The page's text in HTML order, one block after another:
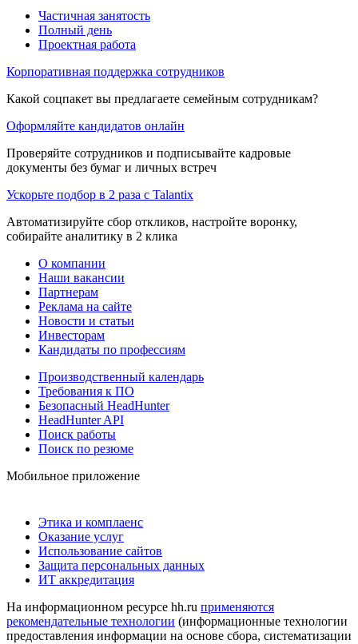
Частичная занятость
Полный день
Проектная работа
Корпоративная поддержка сотрудников
Какой соцпакет вы предлагаете семейным сотрудникам?
Оформляйте кандидатов онлайн
Проверяйте сотрудников и подписывайте кадровые
документы без бумаг и личных встреч
Ускорьте подбор в 2 раза с Talantix
Автоматизируйте сбор откликов, настройте воронку,
собирайте аналитику в 2 клика
О компании
Наши вакансии
Партнерам
Реклама на сайте
Новости и статьи
Инвесторам
Кандидаты по профессиям
Производственный календарь
Требования к ПО
Безопасный HeadHunter
HeadHunter API
Поиск работы
Поиск по резюме
Мобильное приложение
Этика и комплаенс
Оказание услуг
Использование сайтов
Защита персональных данных
ИТ аккредитация
На информационном ресурсе hh.ru применяются
рекомендательные технологии (информационные технологии
предоставления информации на основе сбора, систематизации